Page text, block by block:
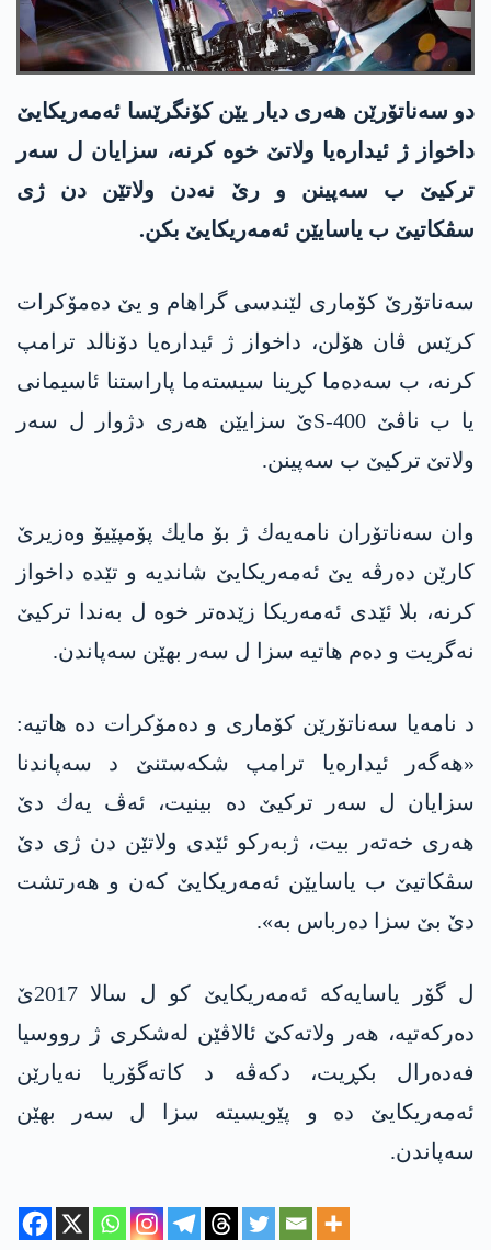
دو سه‌ناتۆرێن هه‌ری دیار یێن كۆنگرێسا ئه‌مه‌ریكایێ
داخواز ژ ئیداره‌یا ولاتێ خوه‌ كرنه‌، سزایان ل سه‌ر
تركیێ ب سه‌پینن و رێ نه‌دن ولاتێن دن ژی
سڤكاتیێ ب یاسایێن ئه‌مه‌ریكایێ بكن.
سه‌ناتۆرێ كۆماری لێندسی گراهام و یێ ده‌مۆكرات
كرێس ڤان هۆلن، داخواز ژ ئیداره‌یا دۆنالد ترامپ
كرنه‌، ب سه‌ده‌ما كڕینا سیسته‌ما پاراستنا ئاسیمانی
یا ب ناڤێ S-400ێ سزایێن هه‌ری دژوار ل سه‌ر
ولاتێ تركیێ ب سه‌پینن.
وان سه‌ناتۆران نامه‌یه‌ك ژ بۆ مایك پۆمپێیۆ وه‌زیرێ
كارێن ده‌رڤه‌ یێ ئه‌مه‌ریكایێ شاندیه‌ و تێده‌ داخواز
كرنه‌، بلا ئێدی ئه‌مه‌ریكا زێده‌تر خوه‌ ل به‌ندا تركیێ
نه‌گریت و ده‌م هاتیه‌ سزا ل سه‌ر بهێن سه‌پاندن.
د نامه‌یا سه‌ناتۆرێن كۆماری و ده‌مۆكرات ده‌ هاتیه‌:
«هه‌گه‌ر ئیداره‌یا ترامپ شكه‌ستنێ د سه‌پاندنا
سزایان ل سه‌ر تركیێ ده‌ بینیت، ئه‌ڤ یه‌ك دێ
هه‌ری خه‌ته‌ر بیت، ژبه‌ركو ئێدی ولاتێن دن ژی دێ
سڤكاتیێ ب یاسایێن ئه‌مه‌ریكایێ كه‌ن و هه‌رتشت
دێ بێ سزا ده‌رباس به»‌.
ل گۆر یاسایه‌كه‌ ئه‌مه‌ریكایێ كو ل سالا 2017ێ
ده‌ركه‌تیه‌، هه‌ر ولاته‌كێ ئالاڤێن له‌شكری ژ رووسیا
فه‌ده‌رال بكڕیت، دكه‌ڤه‌ د كاته‌گۆریا نه‌یارێن
ئه‌مه‌ریكایێ ده‌ و پێویسیته‌ سزا ل سه‌ر بهێن
سه‌پاندن.